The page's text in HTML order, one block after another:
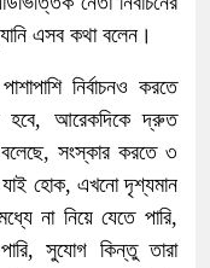
এসব কথা বলেন।
নির্বাচনও করতে
হবে, আরেকদিকে দ্রুত
সংস্কার করতে ৩
যাই হোক, এখনো দৃশ্যমান
না নিয়ে যেতে পারি,
সুযোগ কিন্তু তারা